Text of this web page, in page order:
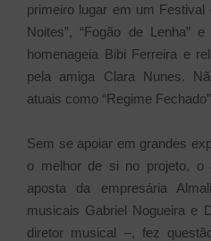
primeiro lugar em um Festival
Noites”, “Fogão de Lenha”
homenageia Bibi Ferreira e
pela amiga Clara Nunes.
atuais como “Regime
Sem se apoiar em grandes
o melhor de si no projeto, o
aposta da empresária
musicais Gabriel Nogueira e
diretor musical –, fez